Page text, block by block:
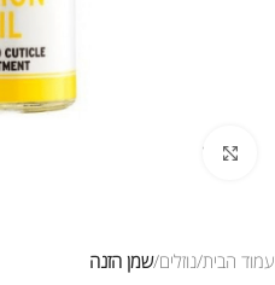
לחץ להגדלת התמונה
עמוד הבית נוזלים שמן הזנה